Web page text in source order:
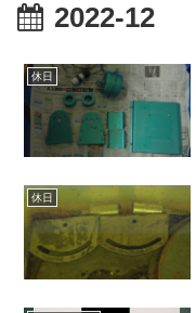
2022-12
休日
休日